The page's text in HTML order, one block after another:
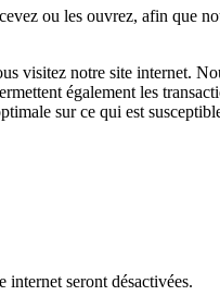
ou les ouvrez, afin que
visitez notre site internet.
également les
sur ce qui est
seront désactivées.